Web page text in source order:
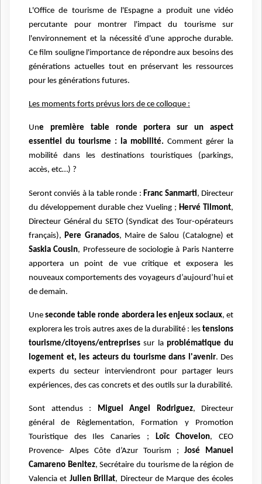
L'Office de tourisme de l'Espagne a produit une vidéo
percutante pour montrer l'impact du tourisme sur
l'environnement et la nécessité d'une approche durable.
Ce film souligne l'importance de répondre aux besoins des
générations actuelles tout en préservant les ressources
pour les générations futures.
Les moments forts prévus lors de ce colloque :
Une première table ronde portera sur un aspect
essentiel du tourisme : la mobilité. Comment gérer la
mobilité dans les destinations touristiques (parkings,
accès, etc…) ?
Seront conviés à la table ronde : Franc Sanmarti, Directeur
du développement durable chez Vueling ; Hervé Tilmont,
Directeur Général du SETO (Syndicat des Tour-opérateurs
français), Pere Granados, Maire de Salou (Catalogne) et
Saskia Cousin, Professeure de sociologie à Paris Nanterre
apportera un point de vue critique et exposera les
nouveaux comportements des voyageurs d’aujourd’hui et
de demain.
Uneseconde table ronde abordera les enjeux sociaux, et
explorera les trois autres axes de la durabilité : les tensions
tourisme/citoyens/entreprisessur la problématique du
logement et, les acteurs du tourisme dans l'avenir. Des
experts du secteur interviendront pour partager leurs
expériences, des cas concrets et des outils sur la durabilité.
Sont attendus : Miguel Angel Rodriguez, Directeur
général de Règlementation, Formation y Promotion
Touristique des Iles Canaries ; Loïc Chovelon, CEO
Provence- Alpes Côte d’Azur Tourism ; José Manuel
Camareno Benitez, Secrétaire du tourisme de la région de
Valencia et Julien Brillat, Directeur de Marque des écoles